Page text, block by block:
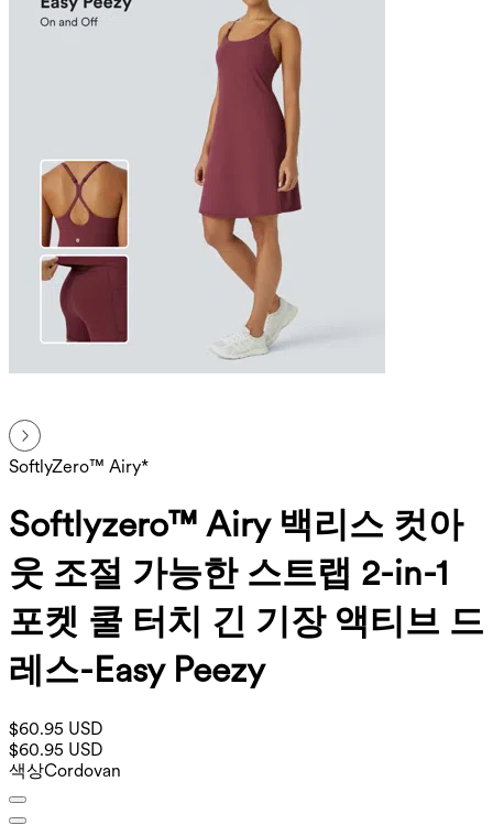
SoftlyZero™ Airy*
Softlyzero™ Airy 백리스 컷아
웃 조절 가능한 스트랩 2-in-1
포켓 쿨 터치 긴 기장 액티브 드
레스-Easy Peezy
$60.95 USD
$60.95 USD
색상Cordovan